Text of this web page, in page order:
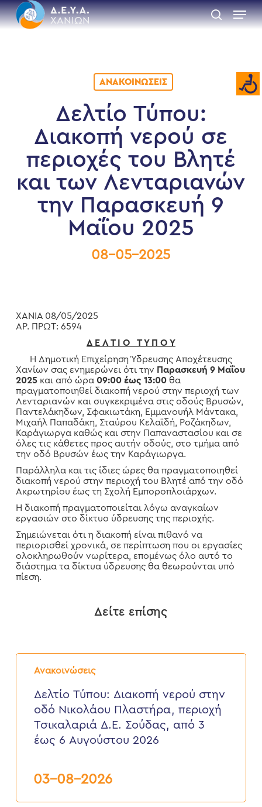
Skip
to
main
search
Menu
ΑΝΑΚΟΙΝΏΣΕΙΣ
Δελτίο Τύπου:
Διακοπή νερού σε
περιοχές του Βλητέ
και των Λενταριανών
την Παρασκευή 9
Μαΐου 2025
08-05-2025
ΧΑΝΙΑ 08/05/2025
ΑΡ. ΠΡΩΤ: 6594
Δ Ε Λ Τ Ι Ο Τ Υ Π Ο Υ
Η Δημοτική Επιχείρηση Ύδρευσης Αποχέτευσης
Χανίων σας ενημερώνει ότι την Παρασκευή 9 Μαΐου
2025 και από ώρα 09:00 έως 13:00θα
πραγματοποιηθεί διακοπή νερού στην περιοχή των
Λενταριανών και συγκεκριμένα στις οδούς Βρυσών,
Παντελάκηδων, Σφακιωτάκη, Εμμανουήλ Μάντακα,
Μιχαήλ Παπαδάκη, Σταύρου Κελαϊδή, Ροζάκηδων,
Καράγιωργα καθώς και στην Παπαναστασίου και σε
όλες τις κάθετες προς αυτήν οδούς, στο τμήμα από
την οδό Βρυσών έως την Καράγιωργα.
Παράλληλα και τις ίδιες ώρες θα πραγματοποιηθεί
διακοπή νερού στην περιοχή του Βλητέ από την οδό
Ακρωτηρίου έως τη Σχολή Εμποροπλοιάρχων.
Η διακοπή πραγματοποιείται λόγω αναγκαίων
εργασιών στο δίκτυο ύδρευσης της περιοχής.
Σημειώνεται ότι η διακοπή είναι πιθανό να
περιορισθεί χρονικά, σε περίπτωση που οι εργασίες
ολοκληρωθούν νωρίτερα, επομένως όλο αυτό το
διάστημα τα δίκτυα ύδρευσης θα θεωρούνται υπό
πίεση.
Δείτε επίσης
Ανακοινώσεις
Δελτίο
Τύπου:
νερού
στην
Νικολάου
Πλαστήρα,
περιοχή
Σούδας,
Δελτίο Τύπου: Διακοπή νερού στην
οδό Νικολάου Πλαστήρα, περιοχή
Τσικαλαριά Δ.Ε. Σούδας, από 3
έως 6 Αυγούστου 2026
03-08-2026